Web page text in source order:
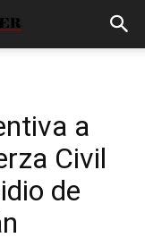
a
Civil
de